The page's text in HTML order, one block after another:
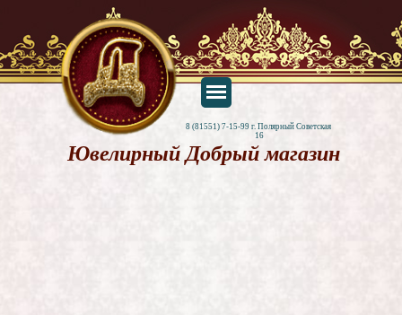
8 (81551) 7-15-99 г. Полярный Советская
16
Ювелирный Добрый магазин